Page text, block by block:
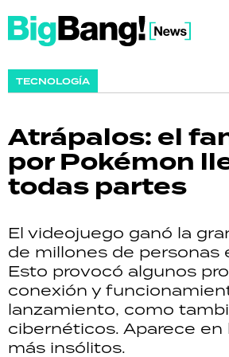
TECNOLOGÍA
Atrápalos: el
por Pokémon
todas partes
El videojuego ganó la
de millones de personas
Esto provocó algunos
conexión y
lanzamiento, como
cibernéticos. Aparece en
más insólitos.
SHOW
ACTUALIDAD
POLICIALES
ECONOMÍA
GRAN
SALUD
DEPORTES